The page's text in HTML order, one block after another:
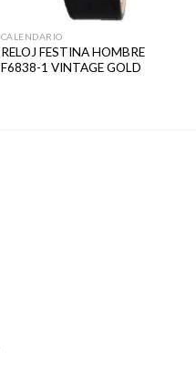
CALENDARIO
RELOJ FESTINA HOMBRE
F6838-1 VINTAGE GOLD